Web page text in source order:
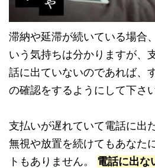
滞納や延滞が続いている場合
いう気持ちは分かりますが、
話に出ていないのであれば、
の確認をするようにして下さい
支払いが遅れていて電話に出
無視や放置を続けてもあなた
トもありません。 電話に出な